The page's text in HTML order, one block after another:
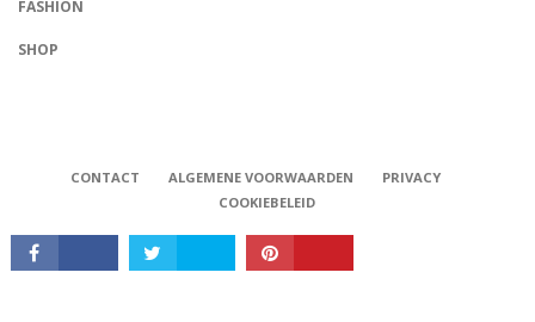
FASHION
SHOP
CONTACT ALGEMENE VOORWAARDEN
PRIVACY
COOKIEBELEID
Babystraatje.nl, Copyright © 2019